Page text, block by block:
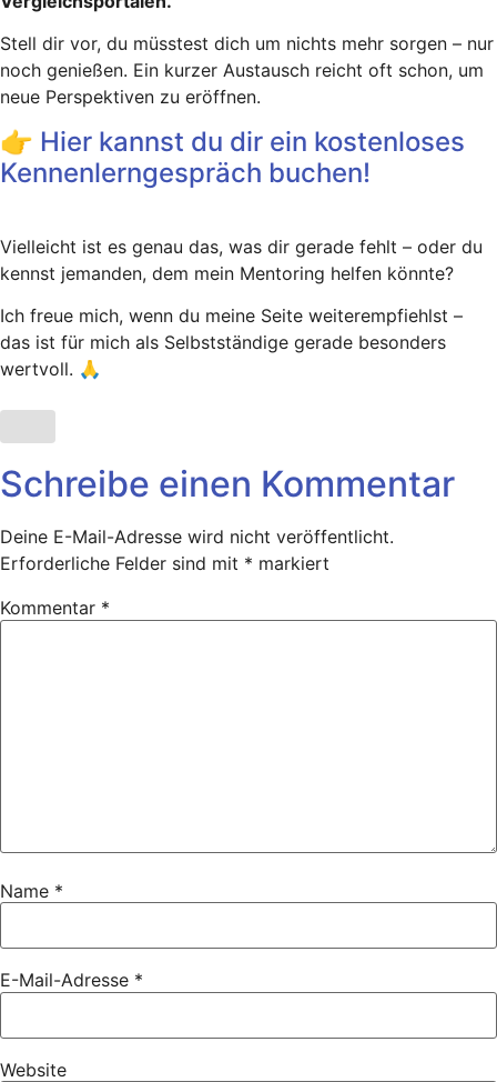
Stell dir vor, du müsstest dich um nichts mehr sorgen – nur
noch genießen. Ein kurzer Austausch reicht oft schon, um
neue Perspektiven zu eröffnen.
👉 Hier kannst du dir ein kostenloses
Kennenlerngespräch buchen!
Vielleicht ist es genau das, was dir gerade fehlt – oder du
kennst jemanden, dem mein Mentoring helfen könnte?
Ich freue mich, wenn du meine Seite weiterempfiehlst –
das ist für mich als Selbstständige gerade besonders
wertvoll. 🙏
Schreibe einen Kommentar
Deine E-Mail-Adresse wird nicht veröffentlicht.
Erforderliche Felder sind mit * markiert
Kommentar *
Name *
E-Mail-Adresse *
Website